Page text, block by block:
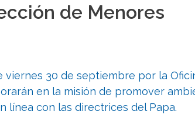
de Menores
viernes 30 de septiembre por la
en la misión de promover
línea con las directrices del Papa.